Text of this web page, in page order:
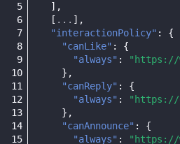
],
[ ... ],
"interactionPolicy" :
{
"canLike" :
{
"always" :
"https://
},
"canReply" :
{
"always" :
"https://
},
"canAnnounce" :
{
"always" :
"https://